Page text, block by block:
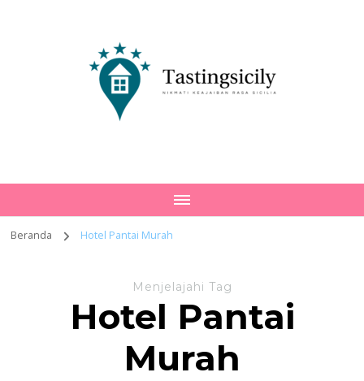
Beranda Hotel Pantai Murah
Menjelajahi Tag
Hotel Pantai
Murah